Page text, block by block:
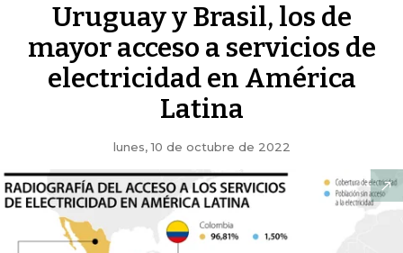
Uruguay y Brasil, los de
mayor acceso a servicios de
electricidad en América
Latina
lunes, 10 de octubre de 2022